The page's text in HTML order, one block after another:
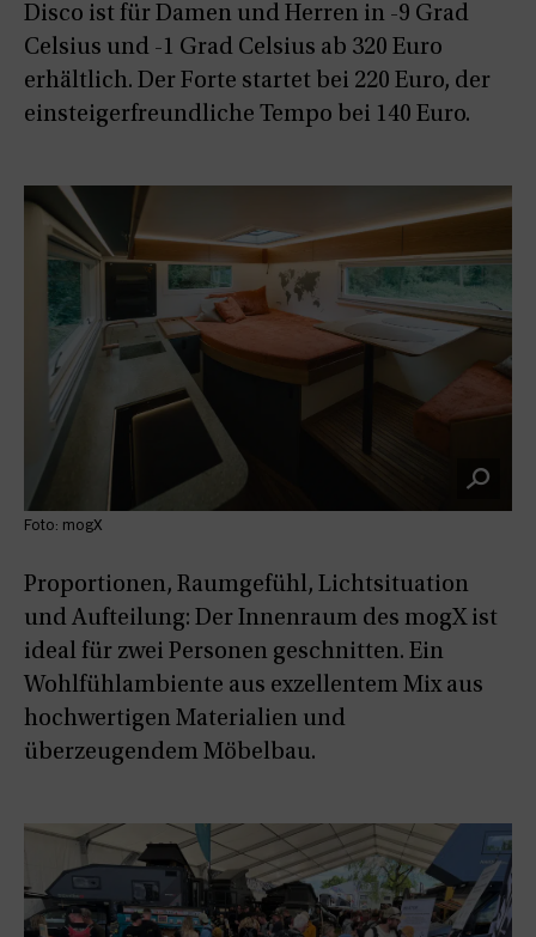
Disco ist für Damen und Herren in -9 Grad
Celsius und -1 Grad Celsius ab 320 Euro
erhältlich. Der Forte startet bei 220 Euro, der
einsteigerfreundliche Tempo bei 140 Euro.
Proportionen, Raumgefühl, Lichtsituation
und Aufteilung: Der Innenraum des mogX ist
ideal für zwei Personen geschnitten. Ein
Wohlfühlambiente aus exzellentem Mix aus
hochwertigen Materialien und
überzeugendem Möbelbau.
Foto: mogX